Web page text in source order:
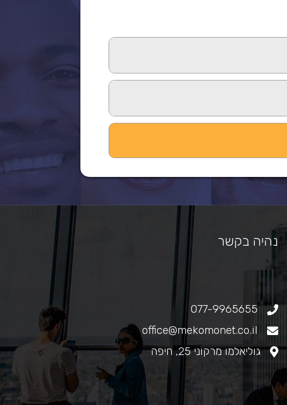
נהיה בקשר
077-9965655
office@mekomonet.co.il
גוליאלמו מרקוני 25, חיפה